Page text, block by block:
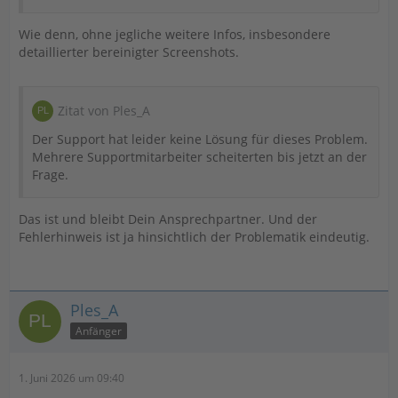
Wie denn, ohne jegliche weitere Infos, insbesondere
detaillierter bereinigter Screenshots.
Zitat von Ples_A
Der Support hat leider keine Lösung für dieses Problem.
Mehrere Supportmitarbeiter scheiterten bis jetzt an der
Frage.
Das ist und bleibt Dein Ansprechpartner. Und der
Fehlerhinweis ist ja hinsichtlich der Problematik eindeutig.
Ples_A
Anfänger
1. Juni 2026 um 09:40